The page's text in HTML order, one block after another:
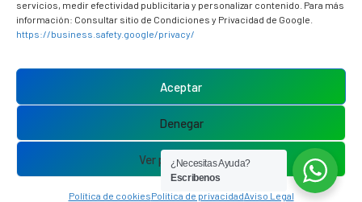
servicios, medir efectividad publicitaria y personalizar contenido. Para más
información: Consultar sitio de Condiciones y Privacidad de Google.
https://business.safety.google/privacy/
Aceptar
Denegar
Ver preferencias
Política de cookiesPolítica de privacidadAviso Legal
Política de cookies (UE)
Política de privacidad
¿Necesitas Ayuda?
Escribenos